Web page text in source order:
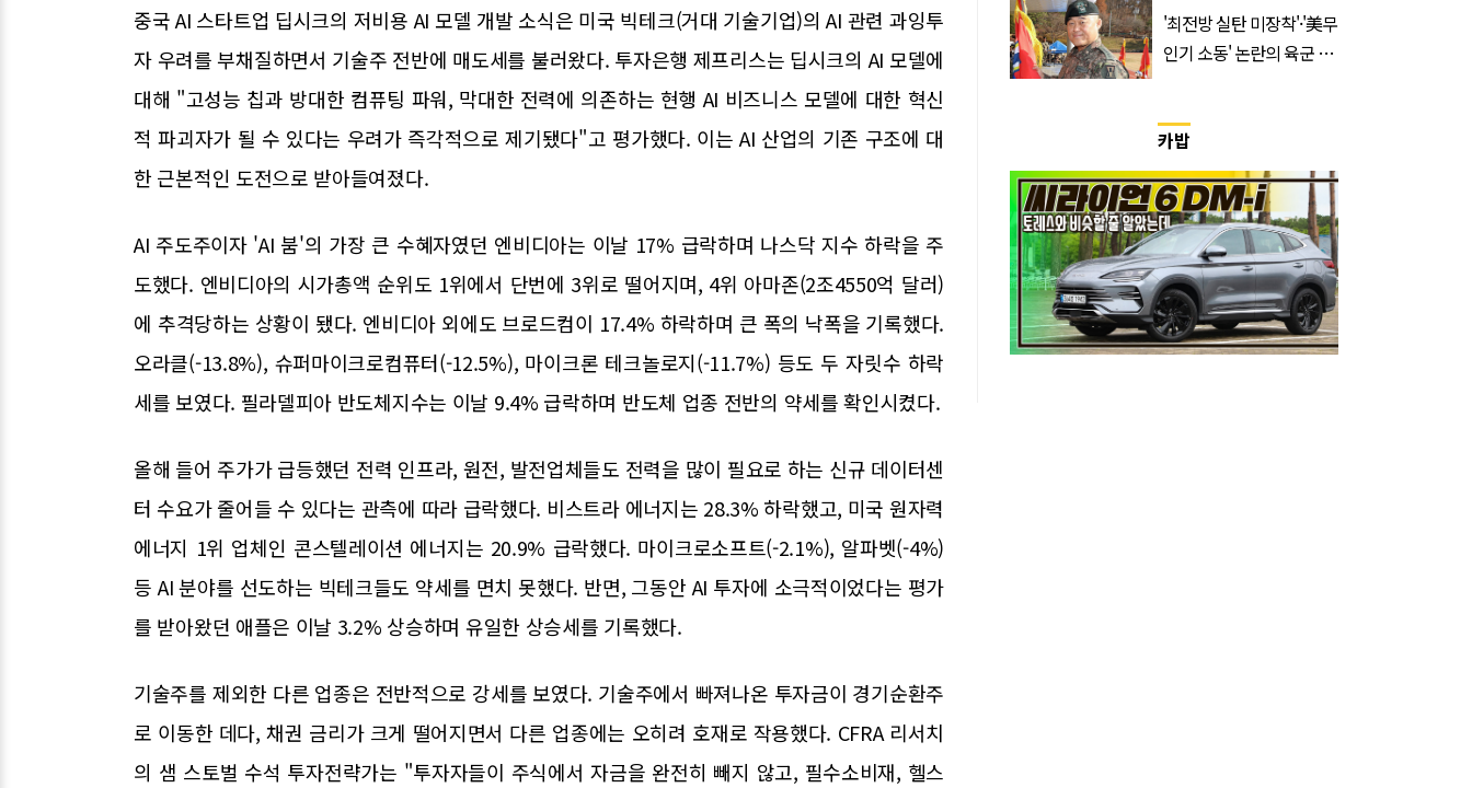
중국 AI 스타트업 딥시크의 저비용 AI 모델 개발 소식은 미국 빅테크(거대 기술기업)의 AI 관련 과잉투
자 우려를 부채질하면서 기술주 전반에 매도세를 불러왔다. 투자은행 제프리스는 딥시크의 AI 모델에
대해 "고성능 칩과 방대한 컴퓨팅 파워, 막대한 전력에 의존하는 현행 AI 비즈니스 모델에 대한 혁신
적 파괴자가 될 수 있다는 우려가 즉각적으로 제기됐다"고 평가했다. 이는 AI 산업의 기존 구조에 대
한 근본적인 도전으로 받아들여졌다.
AI 주도주이자 'AI 붐'의 가장 큰 수혜자였던 엔비디아는 이날 17% 급락하며 나스닥 지수 하락을 주
도했다. 엔비디아의 시가총액 순위도 1위에서 단번에 3위로 떨어지며, 4위 아마존(2조4550억 달러)
에 추격당하는 상황이 됐다. 엔비디아 외에도 브로드컴이 17.4% 하락하며 큰 폭의 낙폭을 기록했다.
오라클(-13.8%), 슈퍼마이크로컴퓨터(-12.5%), 마이크론 테크놀로지(-11.7%) 등도 두 자릿수 하락
세를 보였다. 필라델피아 반도체지수는 이날 9.4% 급락하며 반도체 업종 전반의 약세를 확인시켰다.
올해 들어 주가가 급등했던 전력 인프라, 원전, 발전업체들도 전력을 많이 필요로 하는 신규 데이터센
터 수요가 줄어들 수 있다는 관측에 따라 급락했다. 비스트라 에너지는 28.3% 하락했고, 미국 원자력
에너지 1위 업체인 콘스텔레이션 에너지는 20.9% 급락했다. 마이크로소프트(-2.1%), 알파벳(-4%)
등 AI 분야를 선도하는 빅테크들도 약세를 면치 못했다. 반면, 그동안 AI 투자에 소극적이었다는 평가
를 받아왔던 애플은 이날 3.2% 상승하며 유일한 상승세를 기록했다.
기술주를 제외한 다른 업종은 전반적으로 강세를 보였다. 기술주에서 빠져나온 투자금이 경기순환주
로 이동한 데다, 채권 금리가 크게 떨어지면서 다른 업종에는 오히려 호재로 작용했다. CFRA 리서치
의 샘 스토벌 수석 투자전략가는 "투자자들이 주식에서 자금을 완전히 빼지 않고, 필수소비재, 헬스
'최전방 실탄 미장착'·'美무
인기 소동' 논란의 육군 1
카밥